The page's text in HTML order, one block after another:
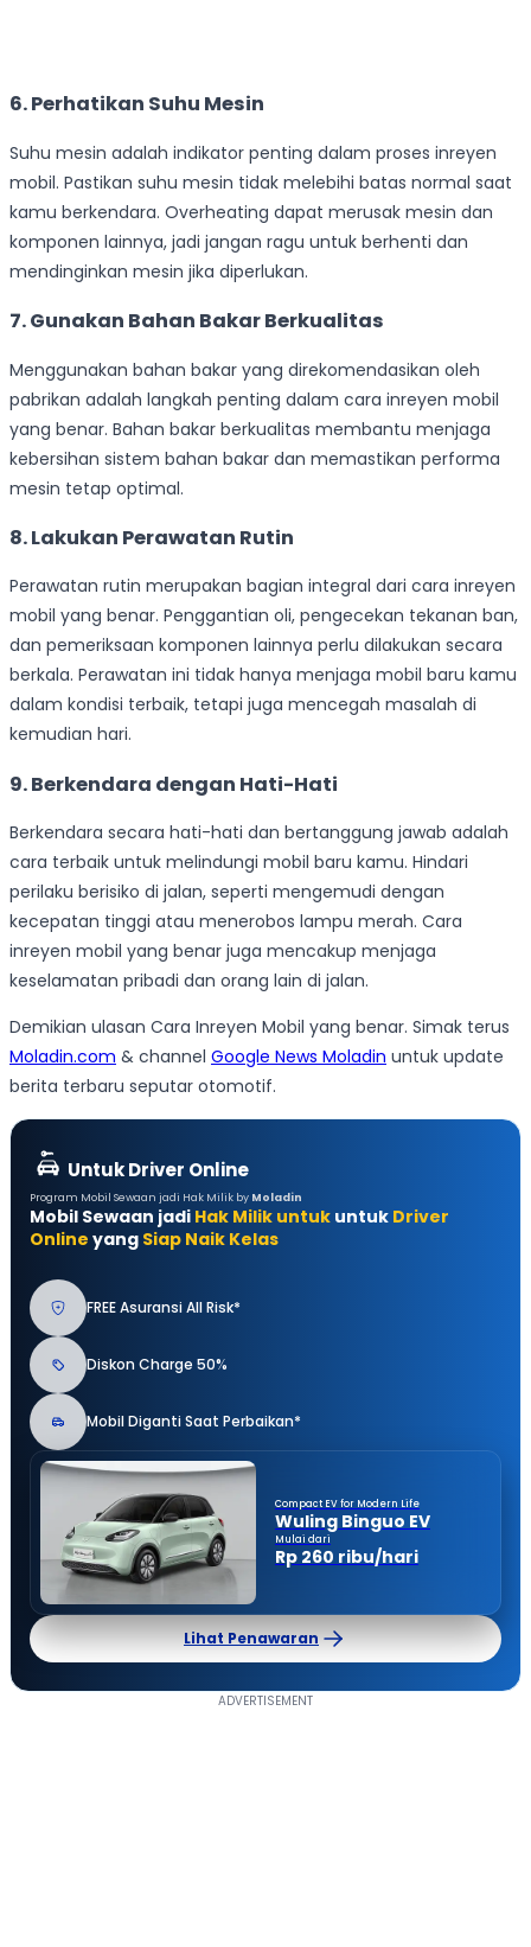
6. Perhatikan Suhu Mesin
Suhu mesin adalah indikator penting dalam proses inreyen
mobil. Pastikan suhu mesin tidak melebihi batas normal saat
kamu berkendara. Overheating dapat merusak mesin dan
komponen lainnya, jadi jangan ragu untuk berhenti dan
mendinginkan mesin jika diperlukan.
7. Gunakan Bahan Bakar Berkualitas
Menggunakan bahan bakar yang direkomendasikan oleh
pabrikan adalah langkah penting dalam cara inreyen mobil
yang benar. Bahan bakar berkualitas membantu menjaga
kebersihan sistem bahan bakar dan memastikan performa
mesin tetap optimal.
8. Lakukan Perawatan Rutin
Perawatan rutin merupakan bagian integral dari cara inreyen
mobil yang benar. Penggantian oli, pengecekan tekanan ban,
dan pemeriksaan komponen lainnya perlu dilakukan secara
berkala. Perawatan ini tidak hanya menjaga mobil baru kamu
dalam kondisi terbaik, tetapi juga mencegah masalah di
kemudian hari.
9. Berkendara dengan Hati-Hati
Berkendara secara hati-hati dan bertanggung jawab adalah
cara terbaik untuk melindungi mobil baru kamu. Hindari
perilaku berisiko di jalan, seperti mengemudi dengan
kecepatan tinggi atau menerobos lampu merah. Cara
inreyen mobil yang benar juga mencakup menjaga
keselamatan pribadi dan orang lain di jalan.
Demikian ulasan Cara Inreyen Mobil yang benar. Simak terus
Moladin.com & channel Google News Moladin untuk update
berita terbaru seputar otomotif.
Untuk Driver Online
Program Mobil Sewaan jadi Hak Milik by Moladin
Mobil Sewaan jadi Hak Milik untuk untuk Driver
Online yang Siap Naik Kelas
FREE Asuransi All Risk*
Diskon Charge 50%
Mobil Diganti Saat Perbaikan*
Compact EV for Modern Life
Wuling Binguo EV
Mulai dari
Rp 260 ribu/hari
Lihat Penawaran